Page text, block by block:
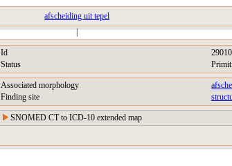
afscheiding uit tepel
|
Id
Status
Associated morphology
Finding site
SNOMED CT to ICD-10 extended map